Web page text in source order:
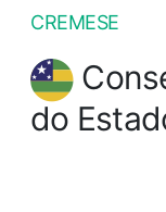
CREMESE
do